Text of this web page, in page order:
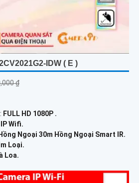
IDW ( E )
₫
FULL HD 1080P .
IP Wifi.
Hồng Ngoại 30m Hồng Ngoại Smart IR.
Loại.
Loa.